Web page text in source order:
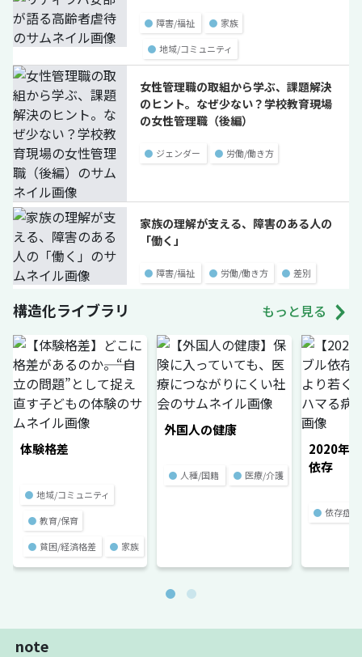
● 障害/福祉 ● 家族
● 地域/コミュニティ
女性管理職の取組から学ぶ、課題解決
のヒント。なぜ少ない？学校教育現場
の女性管理職（後編）
● ジェンダー ● 労働/働き方
家族の理解が支える、障害のある人の
「働く」
● 障害/福祉 ● 労働/働き方 ● 差別
構造化ライブラリ もっと見る
体験格差
● 地域/コミュニティ
● 教育/保育
● 貧困/経済格差 ● 家族
外国人の健康
● 人種/国籍 ● 医療/介護
2020年
依存
● 依存症
note